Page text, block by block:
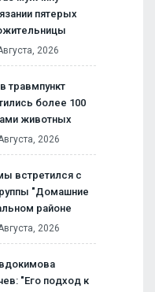
пятерых
2026
травмпункт
более 100
животных
2026
встретился с
"Домашние
районе
2026
"Его подход к